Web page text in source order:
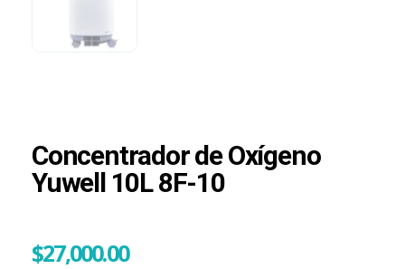
Concentrador de Oxígeno
Yuwell 10L 8F-10
$27,000.00